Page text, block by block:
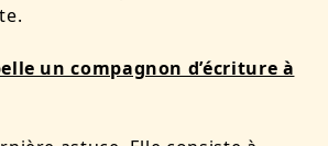
un compagnon d’écriture à